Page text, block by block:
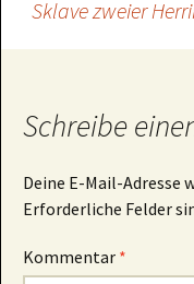
Sklave zweier
Schreibe
Deine E-Mail-
Erforderliche Felder
Kommentar *